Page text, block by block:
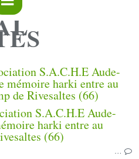
S.A.C.H.E Aude-
mémoire harki entre au
de Rivesaltes (66)
…